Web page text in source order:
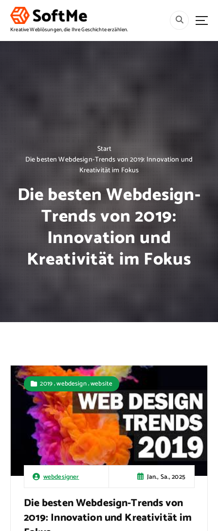
Kreative Weblösungen, die Ihre Geschichte erzählen.
Start
Die besten Webdesign-Trends von 2019: Innovation und
Kreativität im Fokus
Die besten Webdesign-
Trends von 2019:
Innovation und
Kreativität im Fokus
webdesigner Jan., Sa., 2025
2019,webdesign,website
Die besten Webdesign-Trends von
2019: Innovation und Kreativität im